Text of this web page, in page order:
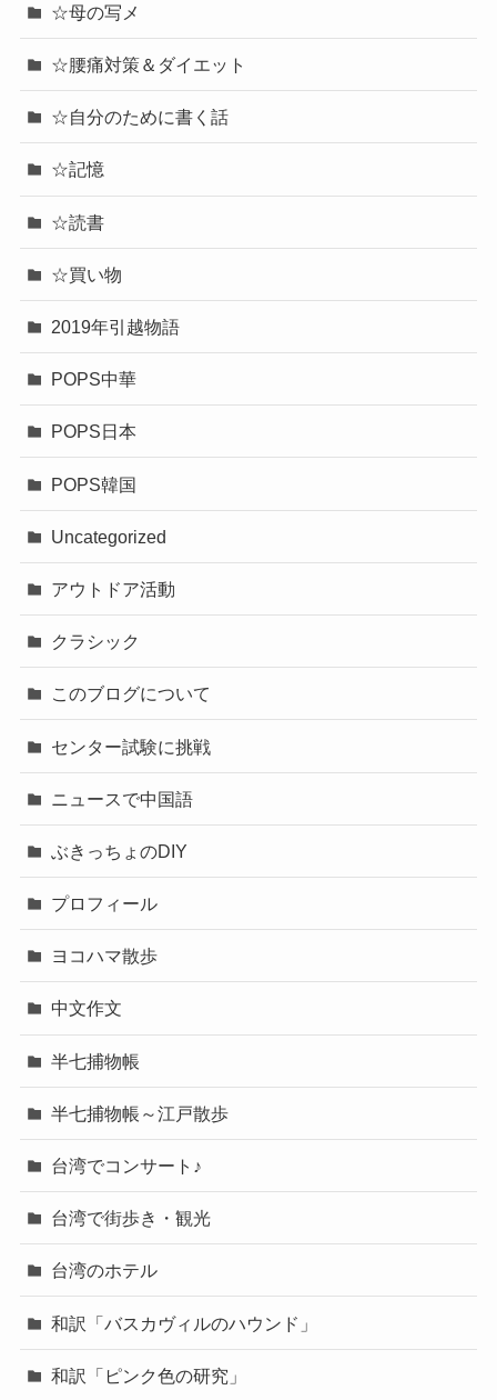
☆母の写メ
☆腰痛対策＆ダイエット
☆自分のために書く話
☆記憶
☆読書
☆買い物
2019年引越物語
POPS中華
POPS日本
POPS韓国
Uncategorized
アウトドア活動
クラシック
このブログについて
センター試験に挑戦
ニュースで中国語
ぶきっちょのDIY
プロフィール
ヨコハマ散歩
中文作文
半七捕物帳
半七捕物帳～江戸散歩
台湾でコンサート♪
台湾で街歩き・観光
台湾のホテル
和訳「バスカヴィルのハウンド」
和訳「ピンク色の研究」